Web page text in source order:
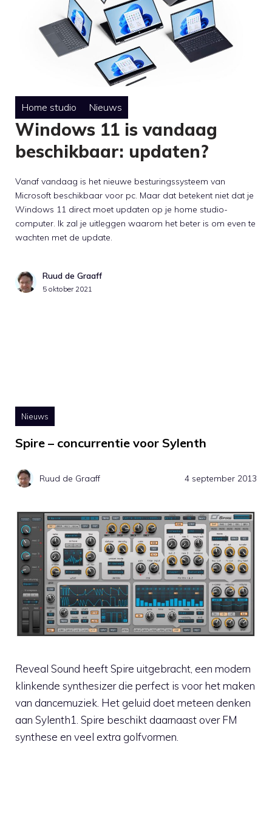
Home studio Nieuws
Windows 11 is vandaag
beschikbaar: updaten?
Vanaf vandaag is het nieuwe besturingssysteem van
Microsoft beschikbaar voor pc. Maar dat betekent niet dat je
Windows 11 direct moet updaten op je home studio-
computer. Ik zal je uitleggen waarom het beter is om even te
wachten met de update.
Ruud de Graaff
5 oktober 2021
Nieuws
Spire – concurrentie voor Sylenth
Ruud de Graaff 4 september 2013
Reveal Sound heeft Spire uitgebracht, een modern
klinkende synthesizer die perfect is voor het maken
van dancemuziek. Het geluid doet meteen denken
aan Sylenth1. Spire beschikt daarnaast over FM
synthese en veel extra golfvormen.